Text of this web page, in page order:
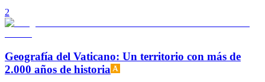
2
Geografía del Vaticano: Un territorio con más de
2.000 años de historia